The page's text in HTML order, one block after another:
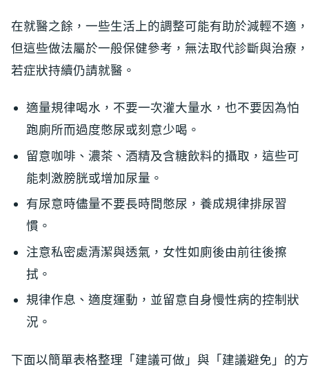
在就醫之餘，一些生活上的調整可能有助於減輕不適，
但這些做法屬於一般保健參考，無法取代診斷與治療，
若症狀持續仍請就醫。
適量規律喝水，不要一次灌大量水，也不要因為怕
跑廁所而過度憋尿或刻意少喝。
留意咖啡、濃茶、酒精及含糖飲料的攝取，這些可
能刺激膀胱或增加尿量。
有尿意時儘量不要長時間憋尿，養成規律排尿習
慣。
注意私密處清潔與透氣，女性如廁後由前往後擦
拭。
規律作息、適度運動，並留意自身慢性病的控制狀
況。
下面以簡單表格整理「建議可做」與「建議避免」的方